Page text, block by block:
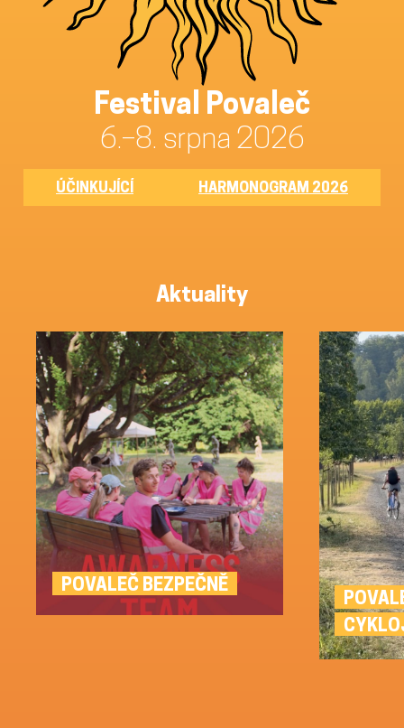
Festival Povaleč
6.–8. srpna 2026
ÚČINKUJÍCÍ HARMONOGRAM 2026
Aktuality
POVALEČ BEZPEČNĚ